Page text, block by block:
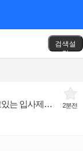
검색설
정
2분전
서울 양천구 에서 스포츠/아웃도어 일자리를 찾고있는 입사제의희망 인재입니다.